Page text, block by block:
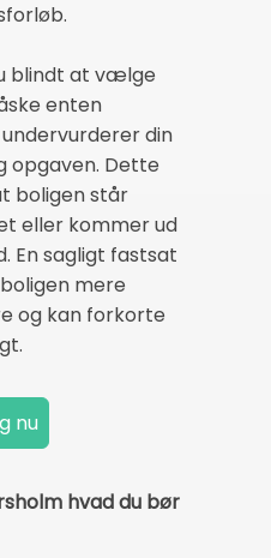
blindt at vælge
enten
din
opgaven. Dette
boligen står
eller kommer ud
En sagligt fastsat
mere
og kan forkorte
hvad du bør